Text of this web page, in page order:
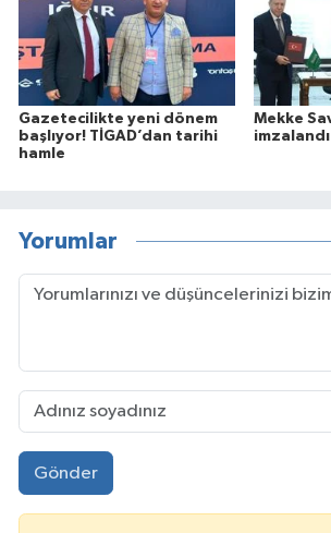
Gazetecilikte yeni dönem
başlıyor! TİGAD’dan tarihi
hamle
Mekke
imzalandı
Yorumlar
Gönder